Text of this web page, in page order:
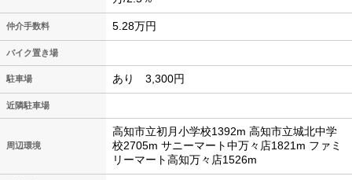
仲介手数料 5.28万円
バイク置き場
駐車場 あり 3,300円
近隣駐車場
周辺環境
高知市立初月小学校1392m 高知市立城北中学
校2705m サニーマート中万々店1821m ファミ
リーマート高知万々店1526m